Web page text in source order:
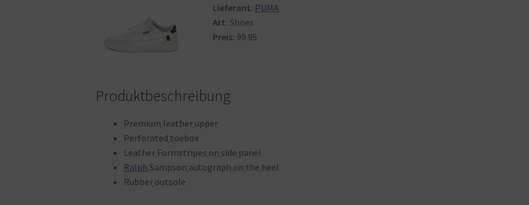
Lieferant: PUMA
Art: Shoes
Preis: 99.95
Produktbeschreibung
Premium leather upper
Perforated toebox
Leather Formstripes on side panel
Ralph Sampson autograph on the heel
Rubber outsole